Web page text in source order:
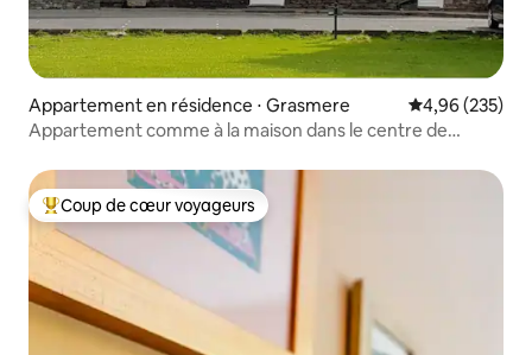
Appartement en résidence ⋅ Grasmere Évaluation
4,96 (235)
Appartement comme à la maison dans le centre de
Coups de cœur voyageurs les plus appréciés
Coup de cœur voyageurs